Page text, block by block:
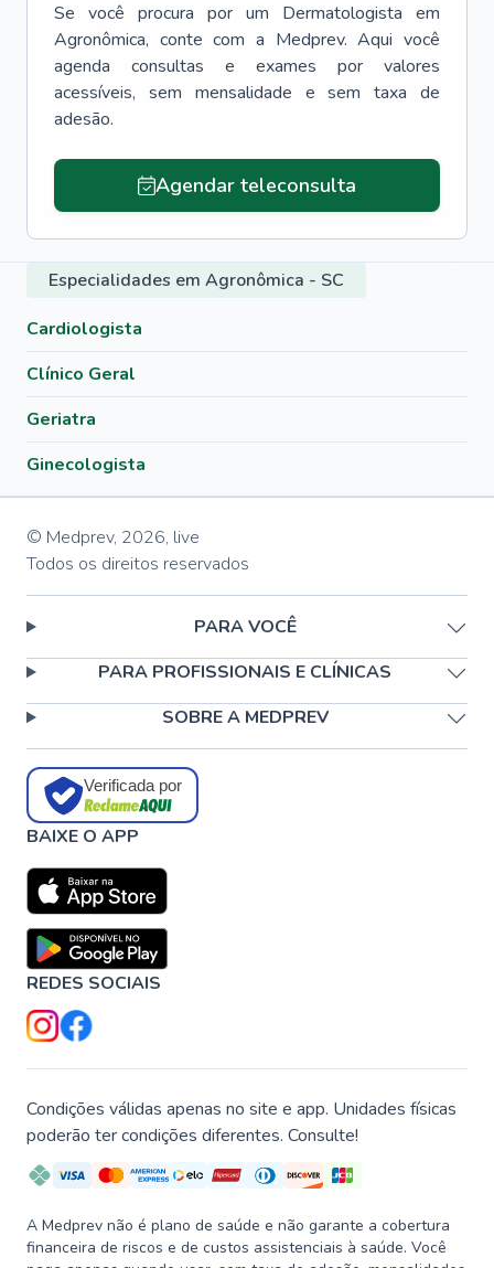
Se você procura por um Dermatologista em
Agronômica, conte com a Medprev. Aqui você
agenda consultas e exames por valores
acessíveis, sem mensalidade e sem taxa de
adesão.
Agendar teleconsulta
Especialidades em Agronômica - SC
Cardiologista
Clínico Geral
Geriatra
Ginecologista
© Medprev, 2026, live
Todos os direitos reservados
PARA VOCÊ
PARA PROFISSIONAIS E CLÍNICAS
SOBRE A MEDPREV
Verificada por
BAIXE O APP
REDES SOCIAIS
Condições válidas apenas no site e app. Unidades físicas
poderão ter condições diferentes. Consulte!
A Medprev não é plano de saúde e não garante a cobertura
financeira de riscos e de custos assistenciais à saúde. Você